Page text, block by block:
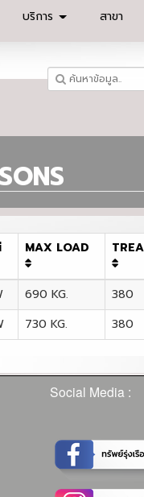
บริการ สาขา
MAX LOAD
690 KG. 380
730 KG. 380
Social Media :